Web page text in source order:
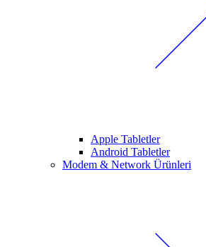
Apple Tabletler
Android Tabletler
Modem & Network Ürünleri